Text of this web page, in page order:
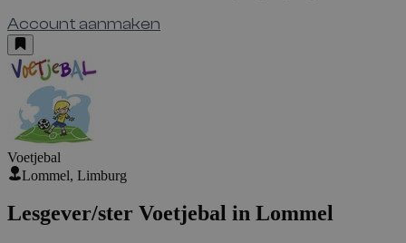
Account aanmaken
Voetjebal
Lommel, Limburg
Lesgever/ster Voetjebal in Lommel